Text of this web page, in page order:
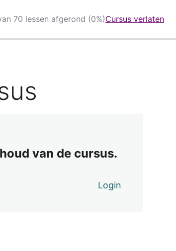
70 lessen afgerond (0%)Cursus verlaten
van de cursus.
Login